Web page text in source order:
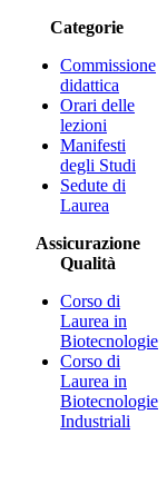
Categorie
Commissione
didattica
Orari delle
lezioni
Manifesti
degli Studi
Sedute di
Laurea
Assicurazione
Qualità
Corso di
Laurea in
Biotecnologie
Corso di
Laurea in
Biotecnologie
Industriali